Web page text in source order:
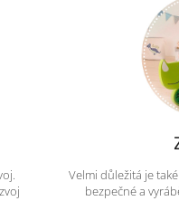
Velmi důležitá je
bezpečné a